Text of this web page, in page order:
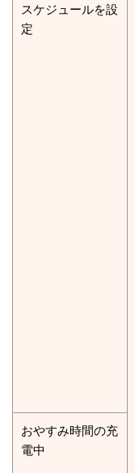
スケジュールを設
定
おやすみ時間の充
電中